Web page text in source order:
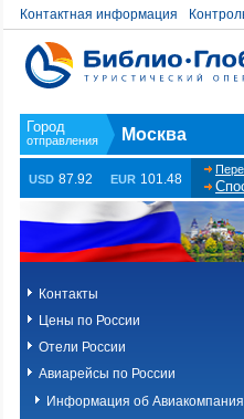
Контактная информация
Москва
USD 87.92 EUR 101.48
Контакты
Цены по России
Отели России
Авиарейсы по России
Информация об